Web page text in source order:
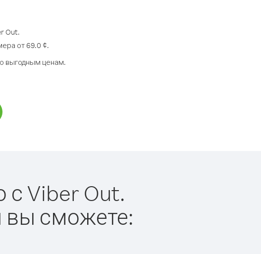
Out.
от 69.0 ¢.
выгодным ценам.
с Viber Out.
вы сможете: